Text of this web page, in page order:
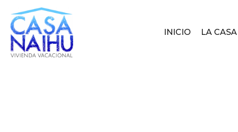
INICIO LA CASA